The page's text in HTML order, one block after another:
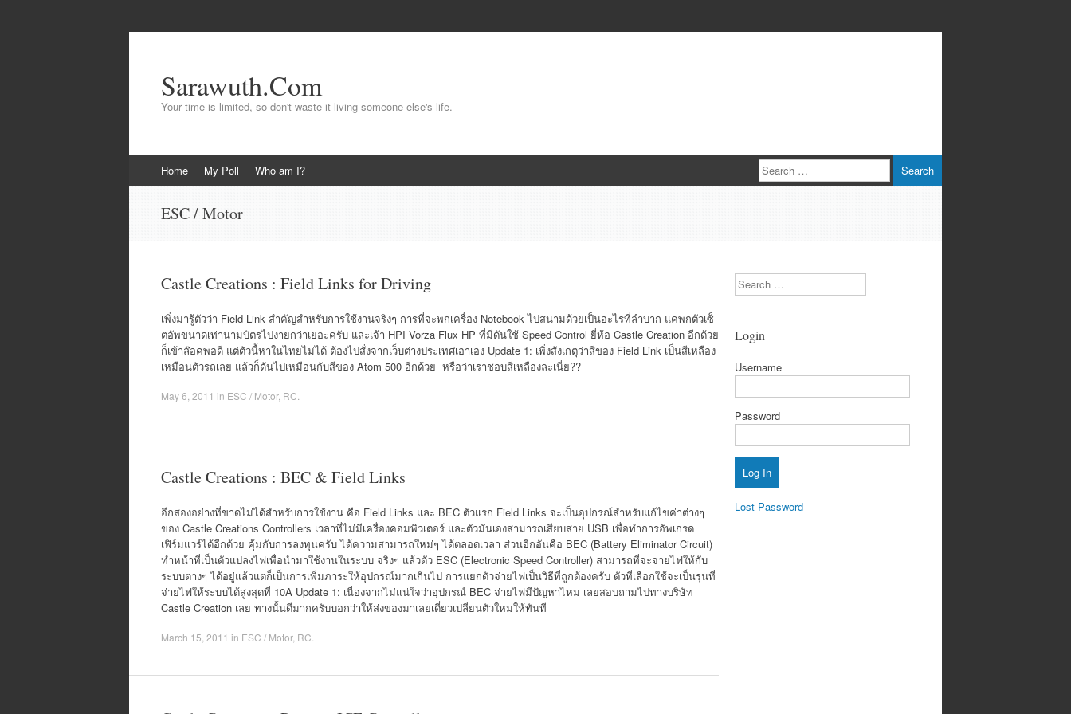
Sarawuth.Com
Your time is limited, so don't waste it living someone else's life.
to
Home My Poll Who am I?
Search
ESC / Motor
Castle Creations : Field Links for Driving
เพิ่งมารู้ตัวว่า Field Link สำคัญสำหรับการใช้งานจริงๆ การที่จะพกเครื่อง Notebook ไปสนามด้วยเป็นอะไรที่ลำบาก แค่พกตัวเซ็
ตอัพขนาดเท่านามบัตรไปง่ายกว่าเยอะครับ และเจ้า HPI Vorza Flux HP ที่มีดันใช้ Speed Control ยี่ห้อ Castle Creation อีกด้วย
ก็เข้าล๊อคพอดี แต่ตัวนี้หาในไทยไม่ได้ ต้องไปสั่งจากเว็บต่างประเทศเอาเอง Update 1: เพิ่งสังเกตุว่าสีของ Field Link เป็นสีเหลือง
เหมือนตัวรถเลย แล้วก็ดันไปเหมือนกับสีของ Atom 500 อีกด้วย หรือว่าเราชอบสีเหลืองละเนี่ย??
May 6, 2011 in ESC / Motor, RC
Castle Creations : BEC & Field Links
อีกสองอย่างที่ขาดไม่ได้สำหรับการใช้งาน คือ Field Links และ BEC ตัวแรก Field Links จะเป็นอุปกรณ์สำหรับแก้ไขค่าต่างๆ
ของ Castle Creations Controllers เวลาที่ไม่มีเครื่องคอมพิวเตอร์ และตัวมันเองสามารถเสียบสาย USB เพื่อทำการอัพเกรด
เฟิร์มแวร์ได้อีกด้วย คุ้มกับการลงทุนครับ ได้ความสามารถใหม่ๆ ได้ตลอดเวลา ส่วนอีกอันคือ BEC (Battery Eliminator Circuit)
ทำหน้าที่เป็นตัวแปลงไฟเพื่อนำมาใช้งานในระบบ จริงๆ แล้วตัว ESC (Electronic Speed Controller) สามารถที่จะจ่ายไฟให้กับ
ระบบต่างๆ ได้อยู่แล้วแต่ก็เป็นการเพิ่มภาระให้อุปกรณ์มากเกินไป การแยกตัวจ่ายไฟเป็นวิธีที่ถูกต้องครับ ตัวที่เลือกใช้จะเป็นรุ่นที่
จ่ายไฟให้ระบบได้สูงสุดที่ 10A Update 1: เนื่องจากไม่แน่ใจว่าอุปกรณ์ BEC จ่ายไฟมีปัญหาไหม เลยสอบถามไปทางบริษัท
Castle Creation เลย ทางนั้นดีมากครับบอกว่าให้ส่งของมาเลยเดี๋ยวเปลี่ยนตัวใหม่ให้ทันที
March 15, 2011 in ESC / Motor, RC
Search
Login
Username
Password
Lost Password